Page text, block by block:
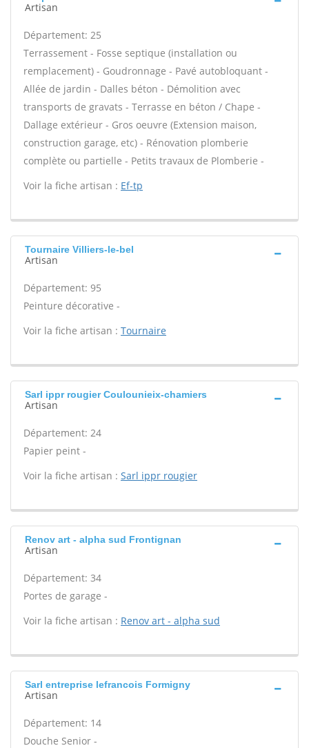
Artisan
Département: 25
Terrassement - Fosse septique (installation ou
remplacement) - Goudronnage - Pavé autobloquant -
Allée de jardin - Dalles béton - Démolition avec
transports de gravats - Terrasse en béton / Chape -
Dallage extérieur - Gros oeuvre (Extension maison,
construction garage, etc) - Rénovation plomberie
complète ou partielle - Petits travaux de Plomberie -
Voir la fiche artisan : Ef-tp
Tournaire Villiers-le-bel
Artisan
Département: 95
Peinture décorative -
Voir la fiche artisan : Tournaire
Sarl ippr rougier Coulounieix-chamiers
Artisan
Département: 24
Papier peint -
Voir la fiche artisan : Sarl ippr rougier
Renov art - alpha sud Frontignan
Artisan
Département: 34
Portes de garage -
Voir la fiche artisan : Renov art - alpha sud
Sarl entreprise lefrancois Formigny
Artisan
Département: 14
Douche Senior -